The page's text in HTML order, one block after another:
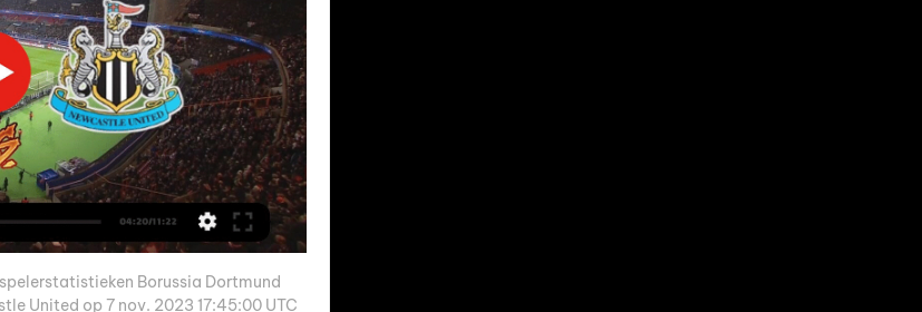
Borussia Dortmund
United op 7 nov. 2023 17:45:00 UTC